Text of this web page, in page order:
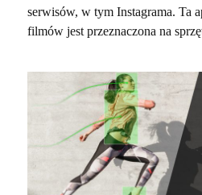
serwisów, w tym Instagrama. Ta
filmów jest przeznaczona na